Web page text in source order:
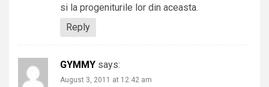
si la progeniturile lor din aceasta.
Reply
GYMMY says:
August 3, 2011 at 12:42 am